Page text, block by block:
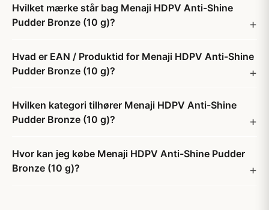
Hvilket mærke står bag Menaji HDPV Anti-Shine
Pudder Bronze (10 g)?
Hvad er EAN / Produktid for Menaji HDPV Anti-Shine
Pudder Bronze (10 g)?
Hvilken kategori tilhører Menaji HDPV Anti-Shine
Pudder Bronze (10 g)?
Hvor kan jeg købe Menaji HDPV Anti-Shine Pudder
Bronze (10 g)?